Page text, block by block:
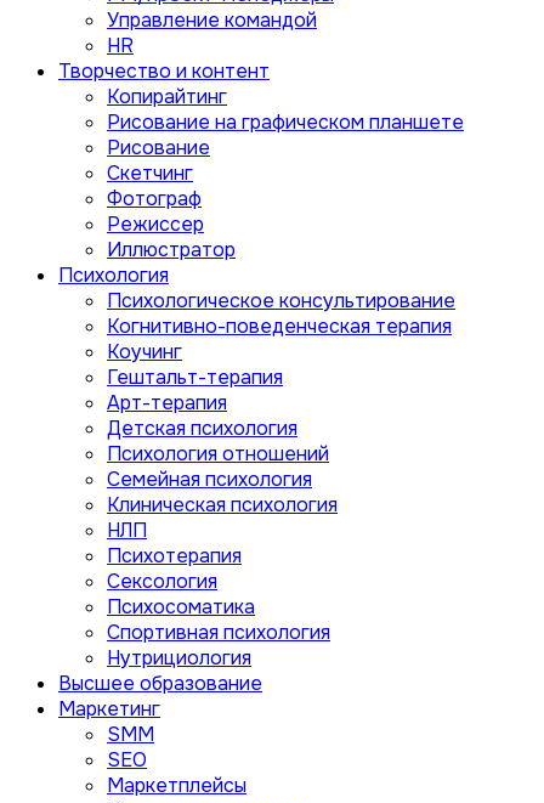
Управление командой
HR
Творчество и контент
Копирайтинг
Рисование на графическом планшете
Рисование
Скетчинг
Фотограф
Режиссер
Иллюстратор
Психология
Психологическое консультирование
Когнитивно-поведенческая терапия
Коучинг
Гештальт-терапия
Арт-терапия
Детская психология
Психология отношений
Семейная психология
Клиническая психология
НЛП
Психотерапия
Сексология
Психосоматика
Спортивная психология
Нутрициология
Высшее образование
Маркетинг
SMM
SEO
Маркетплейсы